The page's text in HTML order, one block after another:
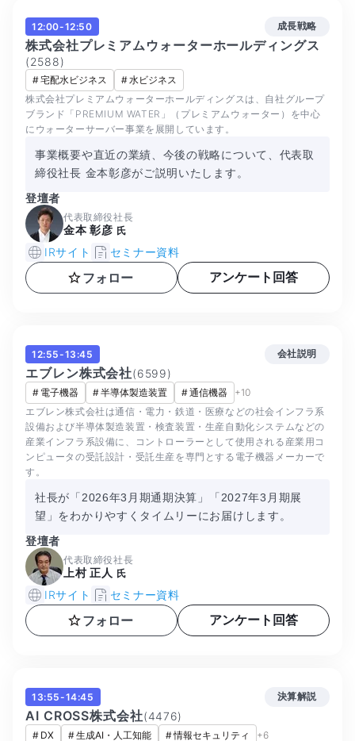
12:00-12:50 成長戦略
株式会社プレミアムウォーターホールディングス
(2588)
#宅配水ビジネス #水ビジネス
株式会社プレミアムウォーターホールディングスは、自社グループ
ブランド「PREMIUM WATER」（プレミアムウォーター）を中心
にウォーターサーバー事業を展開しています。
事業概要や直近の業績、今後の戦略について、代表取
締役社長 金本彰彦がご説明いたします。
登壇者
代表取締役社長
金本 彰彦 氏
IRサイト セミナー資料
フォロー アンケート回答
12:55-13:45 会社説明
エブレン株式会社(6599)
# 電子機器 #半導体製造装置 #通信機器 +10
エブレン株式会社は通信・電力・鉄道・医療などの社会インフラ系
設備および半導体製造装置・検査装置・生産自動化システムなどの
産業インフラ系設備に、コントローラーとして使用される産業用コ
ンピュータの受託設計・受託生産を専門とする電子機器メーカーで
す。
社長が「2026年3月期通期決算」「2027年3月期展
望」をわかりやすくタイムリーにお届けします。
登壇者
代表取締役社長
上村 正人 氏
IRサイト セミナー資料
フォロー アンケート回答
13:55-14:45 決算解説
AI CROSS株式会社(4476)
# DX #生成AI・人工知能 #情報セキュリティ +6